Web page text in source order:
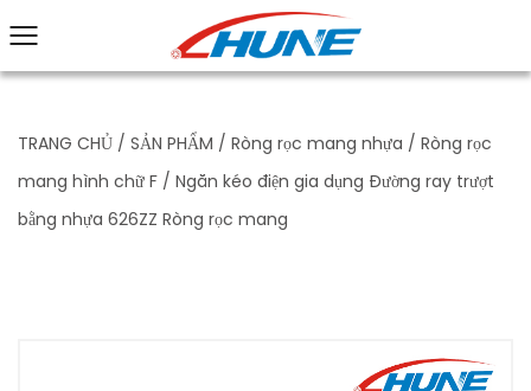
TRANG CHỦ / SẢN PHẨM / Ròng rọc mang nhựa / Ròng rọc
mang hình chữ F / Ngăn kéo điện gia dụng Đường ray trượt
bằng nhựa 626ZZ Ròng rọc mang